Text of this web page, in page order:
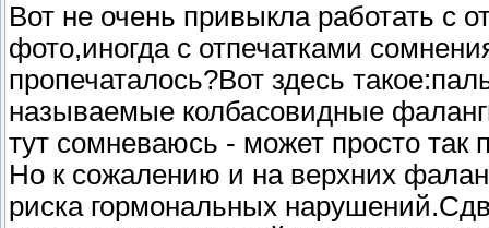
Вот не очень привыкла работать с
фото,иногда с отпечатками
пропечаталось?Вот здесь
называемые колбасовидные
тут сомневаюсь - может просто так
Но к сожалению и на верхних
риска гормональных